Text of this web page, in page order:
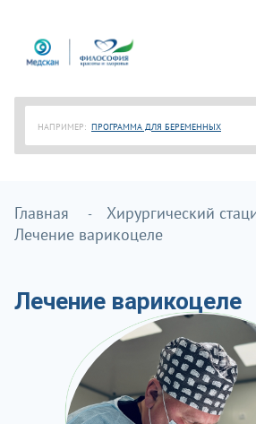
НАПРИМЕР: ПРОГРАММА ДЛЯ БЕРЕМЕННЫХ
Главная
Хирургический
Лечение варикоцеле
Лечение варикоцеле